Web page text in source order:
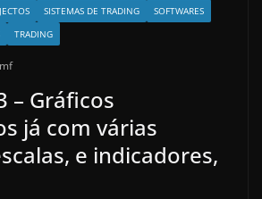
SISTEMAS DE TRADING
SOFTWARES
TRADING
– Gráficos
já com várias
e indicadores,